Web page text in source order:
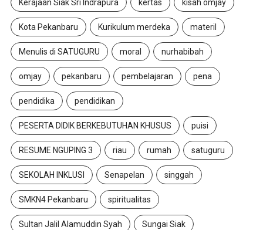
Kerajaan Siak Sri Indrapura kertas kisah omjay
Kota Pekanbaru Kurikulum merdeka materil
Menulis di SATUGURU moral nurhabibah
omjay pekanbaru pembelajaran pena
pendidika pendidikan
PESERTA DIDIK BERKEBUTUHAN KHUSUS puisi
RESUME NGUPING 3 riau rumah satuguru
SEKOLAH INKLUSI Senapelan singgah
SMKN4 Pekanbaru spiritualitas
Sultan Jalil Alamuddin Syah Sungai Siak